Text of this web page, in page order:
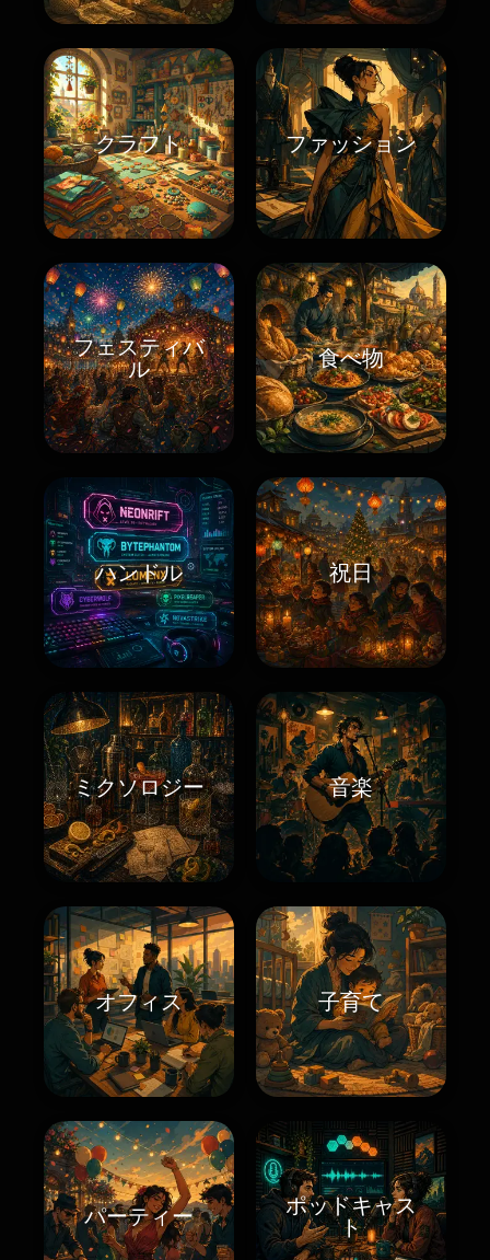
クラフト ファッション
フェスティバ
ル
食べ物
ハンドル 祝日
ミクソロジー 音楽
オフィス 子育て
パーティー
ポッドキャス
ト